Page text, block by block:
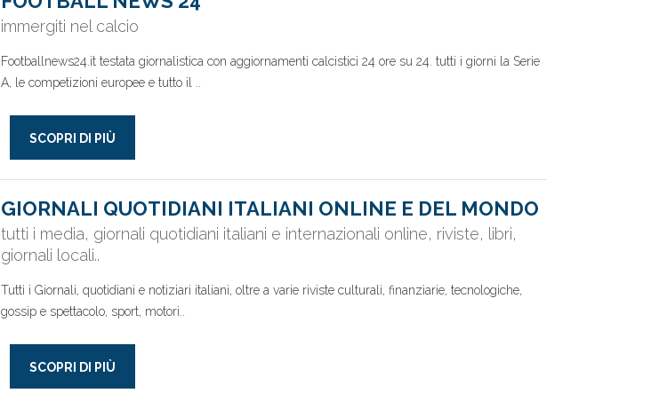
immergiti nel calcio
Footballnews24.it testata giornalistica con aggiornamenti calcistici 24 ore su 24. tutti i giorni la Serie
A, le competizioni europee e tutto il ..
SCOPRI DI PIÙ
GIORNALI QUOTIDIANI ITALIANI ONLINE E DEL MONDO
tutti i media, giornali quotidiani italiani e internazionali online, riviste, libri,
giornali locali..
Tutti i Giornali, quotidiani e notiziari italiani, oltre a varie riviste culturali, finanziarie, tecnologiche,
gossip e spettacolo, sport, motori..
SCOPRI DI PIÙ